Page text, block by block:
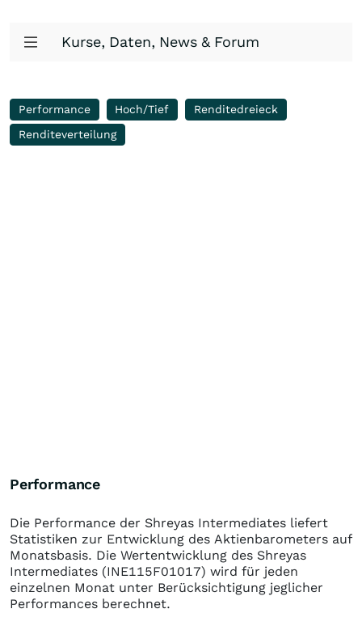
Kurse, Daten, News & Forum
Performance Hoch/Tief
Renditedreieck
Renditeverteilung
Performance
Die Performance der Shreyas Intermediates liefert
Statistiken zur Entwicklung des Aktienbarometers auf
Monatsbasis. Die Wertentwicklung des Shreyas
Intermediates (INE115F01017) wird für jeden
einzelnen Monat unter Berücksichtigung jeglicher
Performances berechnet.